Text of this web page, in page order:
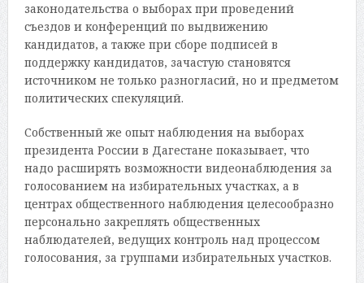
законодательства о выборах при проведений
съездов и конференций по выдвижению
кандидатов, а также при сборе подписей в
поддержку кандидатов, зачастую становятся
источником не только разногласий, но и предметом
политических спекуляций.
Собственный же опыт наблюдения на выборах
президента России в Дагестане показывает, что
надо расширять возможности видеонаблюдения за
голосованием на избирательных участках, а в
центрах общественного наблюдения целесообразно
персонально закреплять общественных
наблюдателей, ведущих контроль над процессом
голосования, за группами избирательных участков.